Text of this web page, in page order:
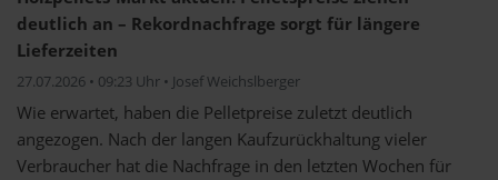
deutlich an – Rekordnachfrage sorgt für längere
Lieferzeiten
27.07.2026 • 09:23 Uhr • Josef Weichslberger
Wie erwartet, haben die Pelletpreise zuletzt deutlich
angezogen. Nach der langen Kaufzurückhaltung vieler
Verbraucher hat die Nachfrage in den letzten Wochen für